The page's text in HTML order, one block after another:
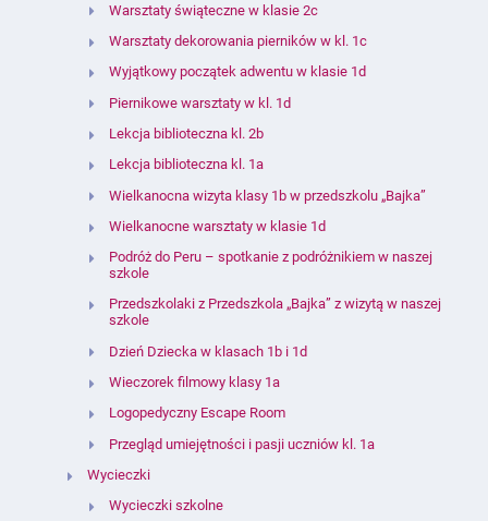
Warsztaty świąteczne w klasie 2c
Warsztaty dekorowania pierników w kl. 1c
Wyjątkowy początek adwentu w klasie 1d
Piernikowe warsztaty w kl. 1d
Lekcja biblioteczna kl. 2b
Lekcja biblioteczna kl. 1a
Wielkanocna wizyta klasy 1b w przedszkolu „Bajka”
Wielkanocne warsztaty w klasie 1d
Podróż do Peru – spotkanie z podróżnikiem w naszej
szkole
Przedszkolaki z Przedszkola „Bajka” z wizytą w naszej
szkole
Dzień Dziecka w klasach 1b i 1d
Wieczorek filmowy klasy 1a
Logopedyczny Escape Room
Przegląd umiejętności i pasji uczniów kl. 1a
Wycieczki
Wycieczki szkolne